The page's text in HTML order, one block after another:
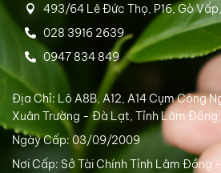
493/64 Lê Đức Thọ, P16, Gò
028 3916 2639
0947 834 849
Địa Chỉ: Lô A8B, A12, A14 Cụm Công
Xuân Trường - Đà Lạt, Tỉnh Lâm
Ngày Cấp: 03/09/2009
Nơi Cấp: Sở Tài Chính Tỉnh Lâm Đồng